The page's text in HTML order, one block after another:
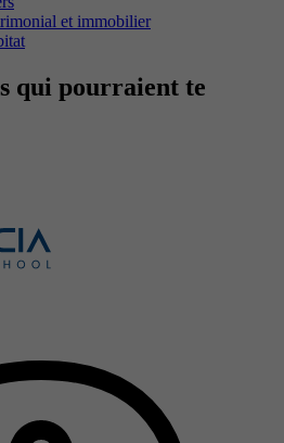
et immobilier
qui pourraient te